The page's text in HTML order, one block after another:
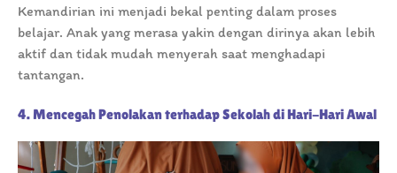
Kemandirian ini menjadi bekal penting dalam proses
belajar. Anak yang merasa yakin dengan dirinya akan lebih
aktif dan tidak mudah menyerah saat menghadapi
tantangan.
4. Mencegah Penolakan terhadap Sekolah di Hari-Hari Awal